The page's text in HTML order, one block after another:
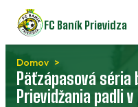
Preskočiť
na
obsah
FC Baník Prievidza
Domov
Päťzápasová
Prievidžania padli